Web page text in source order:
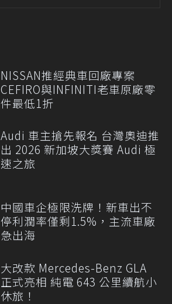
NISSAN推經典車回廠專案
CEFIRO與INFINITI老車原廠零
件最低1折
Audi 車主搶先報名 台灣奧迪推
出 2026 新加坡大獎賽 Audi 極
速之旅
中國車企極限洗牌！新車出不
停利潤率僅剩1.5%，主流車廠
急出海
大改款 Mercedes-Benz GLA
正式亮相 純電 643 公里續航小
休旅！